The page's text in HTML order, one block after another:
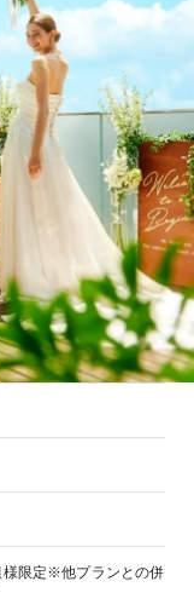
限定※他プランとの併